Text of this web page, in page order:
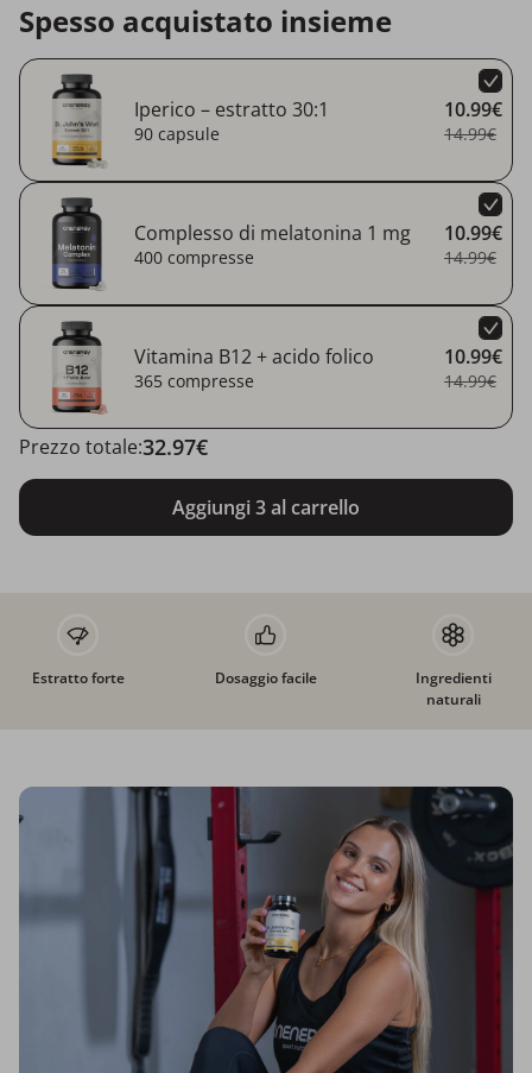
Spesso acquistato insieme
Iperico – estratto 30:1
90 capsule
10.99€
14.99€
Complesso di melatonina 1 mg
400 compresse
10.99€
14.99€
Vitamina B12 + acido folico
365 compresse
10.99€
14.99€
Aggiungi 3 al carrello
Prezzo totale:32.97€
Estratto forte Dosaggio facile
Ingredienti
naturali